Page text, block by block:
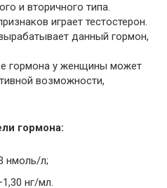
и вторичного типа.
играет тестостерон.
данный гормон,
гормона у женщины может
возможности,
гормона:
нмоль/л;
нг/мл.